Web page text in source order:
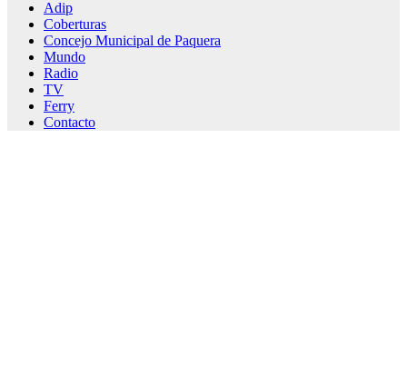
Adip
Coberturas
Concejo Municipal de Paquera
Mundo
Radio
TV
Ferry
Contacto